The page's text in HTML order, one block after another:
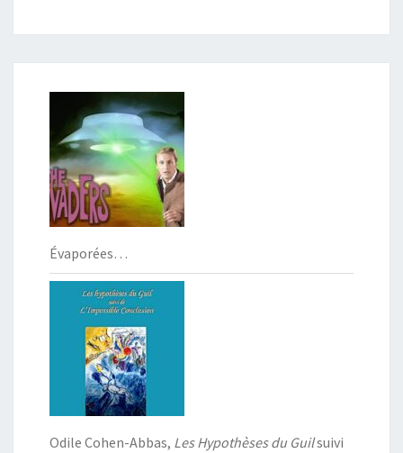
Évaporées…
Odile Cohen-Abbas, Les Hypothèses du Guilsuivi